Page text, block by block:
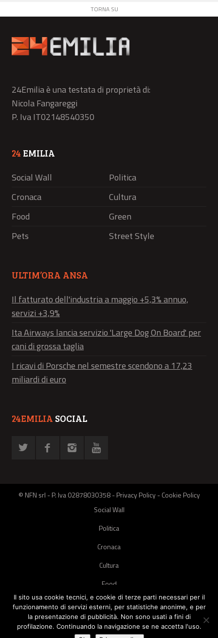
TORNA SU
24Emilia è una testata di proprietà di:
Nicola Fangareggi
P. Iva IT02148540350
24 EMILIA
Social Wall
Politica
Cronaca
Cultura
Food
Green
Pets
Street Style
ULTIM’ORA ANSA
Il fatturato dell'industria a maggio +5,3% annuo,
servizi +3,9%
Ita Airways lancia servizio 'Large Dog On Board' per
cani di grossa taglia
I ricavi di Porsche nel semestre scendono a 17,23
miliardi di euro
24EMILIA SOCIAL
© NFN srl - P. Iva 02878030358 -Privacy Policy-Cookie Policy
Social Wall
Politica
Cronaca
Cultura
Food
Green
Pets
Il sito usa cookie tecnici, e cookie di terze parti necessari per il
funzionamento di servizi esterni, per statistiche anonime, e per
la presentazione di pubblicità. Non sono usati a fini di
profilazione. Continuando la navigazione se ne accetta l'uso.